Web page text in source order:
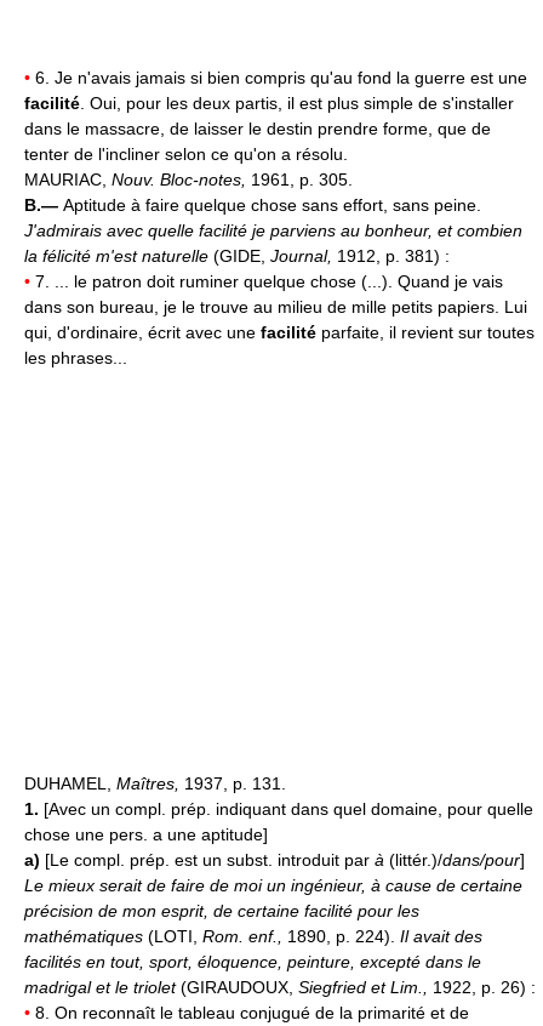
• 6. Je n'avais jamais si bien compris qu'au fond la guerre est une
facilité . Oui, pour les deux partis, il est plus simple de s'installer
dans le massacre, de laisser le destin prendre forme, que de
tenter de l'incliner selon ce qu'on a résolu.
MAURIAC, Nouv. Bloc-notes, 1961, p. 305.
B.— Aptitude à faire quelque chose sans effort, sans peine.
J'admirais avec quelle facilité je parviens au bonheur, et combien
la félicité m'est naturelle (GIDE, Journal, 1912, p. 381) :
• 7. ... le patron doit ruminer quelque chose (...). Quand je vais
dans son bureau, je le trouve au milieu de mille petits papiers. Lui
qui, d'ordinaire, écrit avec une facilité parfaite, il revient sur toutes
les phrases...
DUHAMEL, Maîtres, 1937, p. 131.
1. [Avec un compl. prép. indiquant dans quel domaine, pour quelle
chose une pers. a une aptitude]
a) [Le compl. prép. est un subst. introduit par à (littér.)/dans/pour]
Le mieux serait de faire de moi un ingénieur, à cause de certaine
précision de mon esprit, de certaine facilité pour les
mathématiques (LOTI, Rom. enf., 1890, p. 224). Il avait des
facilités en tout, sport, éloquence, peinture, excepté dans le
madrigal et le triolet(GIRAUDOUX, Siegfried et Lim., 1922, p. 26) :
• 8. On reconnaît le tableau conjugué de la primarité et de